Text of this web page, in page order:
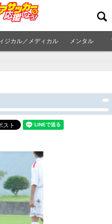
ジカル／メディカル メンタル